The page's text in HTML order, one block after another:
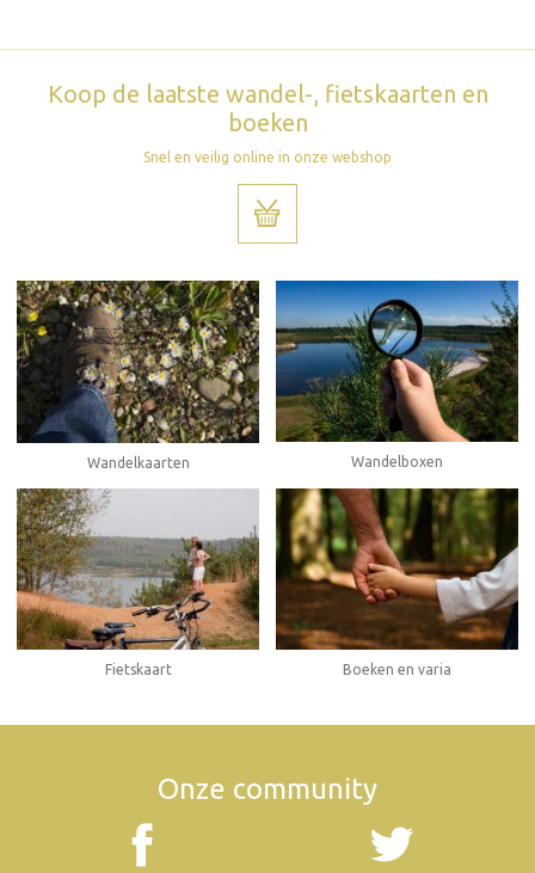
Koop de laatste wandel-, fietskaarten en
boeken
Snel en veilig online in onze webshop
Wandelkaarten Wandelboxen
Fietskaart Boeken en varia
Onze community